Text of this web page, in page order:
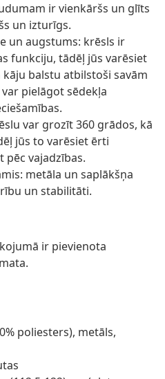
ir vienkāršs un glīts
un izturīgs.
un augstums: krēsls ir
funkciju, tādēļ jūs varēsiet
balstu atbilstoši savām
pielāgot sēdekļa
var grozīt 360 grādos, kā
jūs to varēsiet ērti
vajadzības.
metāla un saplākšņa
un stabilitāti.
ir pievienota
poliesters), metāls,